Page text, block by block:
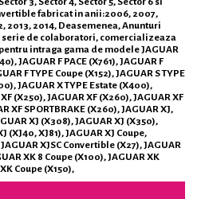
fabricat in anii:2006, 2007,
2013, 2014, Deasemenea, Anunturi
serie de colaboratori, comercializeaza
intraga gama de modele JAGUAR
JAGUAR F PACE (X761), JAGUAR F
F TYPE Coupe (X152), JAGUAR S TYPE
JAGUAR X TYPE Estate (X400),
(X250), JAGUAR XF (X260), JAGUAR XF
XF SPORTBRAKE (X260), JAGUAR XJ,
XJ (X308), JAGUAR XJ (X350),
(XJ40, XJ81), JAGUAR XJ Coupe,
XJSC Convertible (X27), JAGUAR
XK 8 Coupe (X100), JAGUAR XK
Coupe (X150),